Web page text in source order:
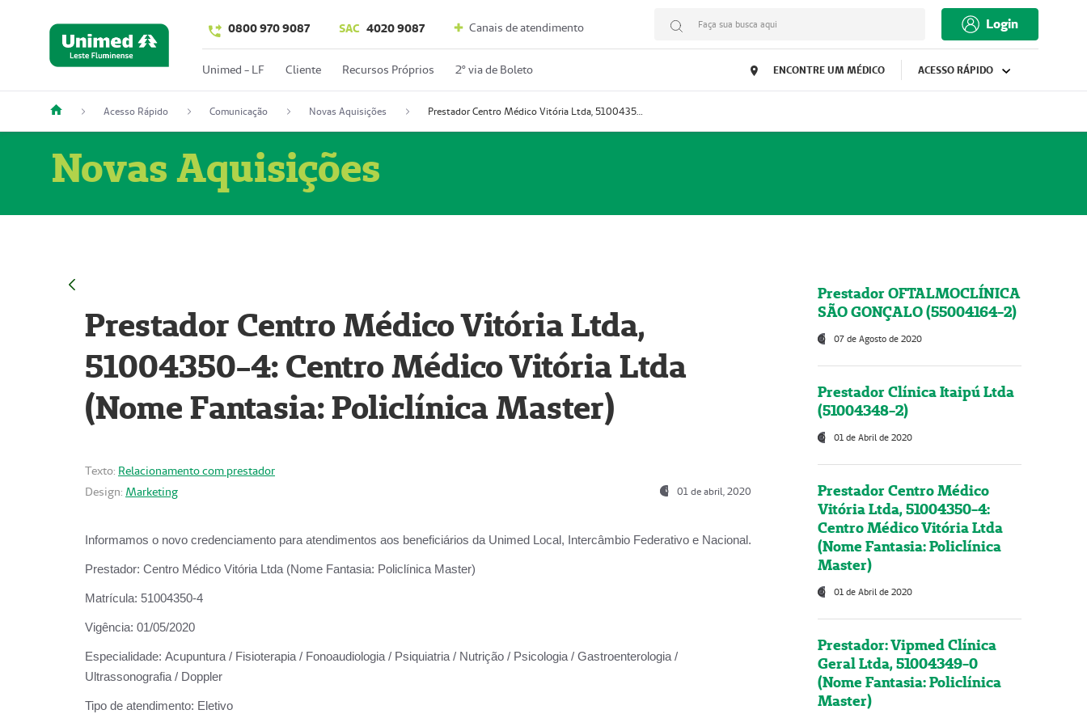
0800 970 9087 SAC 4020 9087 Canais de atendimento Faça sua busca aqui Login
Unimed - LF Cliente Recursos Próprios 2º via de Boleto ENCONTRE UM MÉDICO ACESSO RÁPIDO
Acesso Rápido Comunicação Novas Aquisições Prestador Centro Médico Vitória Ltda, 51004350-4: Centro Médico Vitória Ltda (Nome Fantasia: Policlínica Master)
Novas Aquisições
Prestador Centro Médico Vitória Ltda,
51004350-4: Centro Médico Vitória Ltda
(Nome Fantasia: Policlínica Master)
Texto: Relacionamento com prestador
Design: Marketing 01 de abril, 2020
Informamos o novo credenciamento para atendimentos aos beneficiários da Unimed Local, Intercâmbio Federativo e Nacional.
Prestador: Centro Médico Vitória Ltda (Nome Fantasia: Policlínica Master)
Matrícula: 51004350-4
Vigência: 01/05/2020
Especialidade: Acupuntura / Fisioterapia / Fonoaudiologia / Psiquiatria / Nutrição / Psicologia / Gastroenterologia /
Ultrassonografia / Doppler
Tipo de atendimento: Eletivo
Prestador OFTALMOCLÍNICA
SÃO GONÇALO (55004164-2)
07 de Agosto de 2020
Prestador Clínica Itaipú Ltda
(51004348-2)
01 de Abril de 2020
Prestador Centro Médico
Vitória Ltda, 51004350-4:
Centro Médico Vitória Ltda
(Nome Fantasia: Policlínica
Master)
01 de Abril de 2020
Prestador: Vipmed Clínica
Geral Ltda, 51004349-0
(Nome Fantasia: Policlínica
Master)